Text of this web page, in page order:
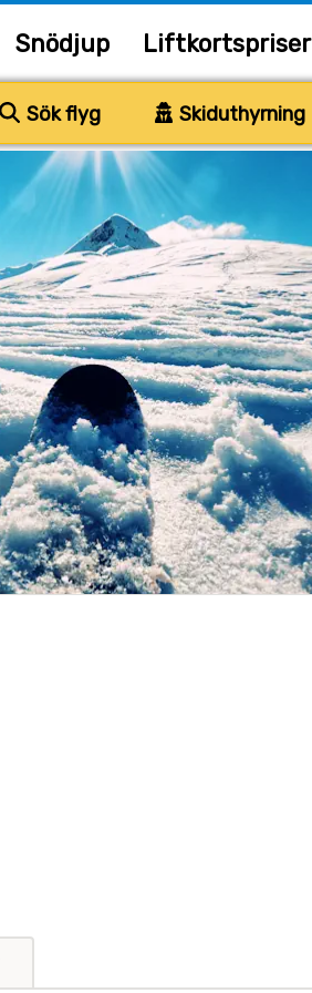
Snödjup Liftkortspriser
Sök flyg Skiduthyrning